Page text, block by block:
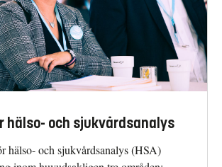
hälso- och sjukvårdsanalys
hälso- och sjukvårdsanalys (HSA)